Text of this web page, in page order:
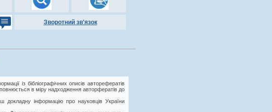
Зворотний зв'язок
із бібліографічних описів авторефератів
в міру надходження авторфератів до
інформацію про науковців України